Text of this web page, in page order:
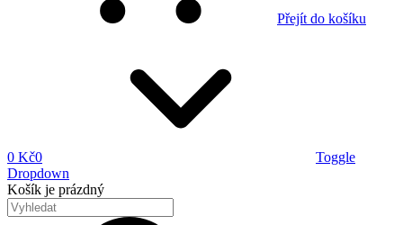
Přejít do košíku
0 Kč0
Toggle
Dropdown
Košík je prázdný